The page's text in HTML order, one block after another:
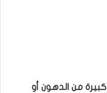
من الدهون أو